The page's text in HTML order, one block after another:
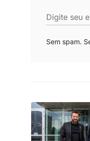
Digite seu
Sem spam.